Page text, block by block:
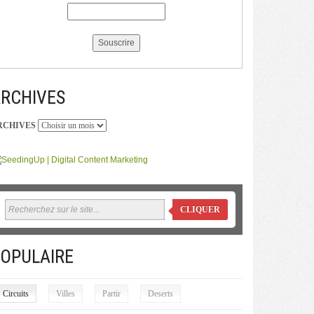
CLIQUER
Circuits Villes Partir Deserts